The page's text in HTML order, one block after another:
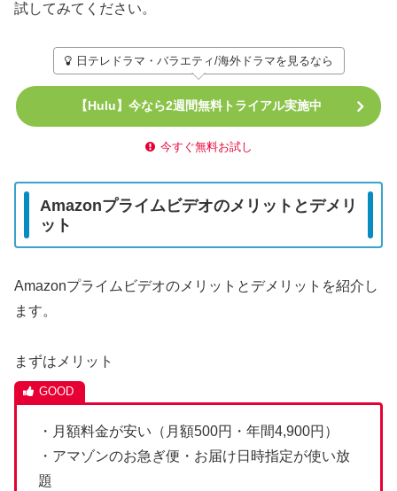
試してみてください。
日テレドラマ・バラエティ/海外ドラマを見るなら
【Hulu】今なら2週間無料トライアル実施中
今すぐ無料お試し
Amazonプライムビデオのメリットとデメリ
ット
Amazonプライムビデオのメリットとデメリットを紹介し
ます。
まずはメリット
・月額料金が安い（月額500円・年間4,900円）
・アマゾンのお急ぎ便・お届け日時指定が使い放
題